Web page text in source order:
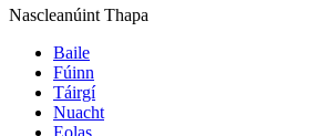
Nascleanúint Thapa
Baile
Fúinn
Táirgí
Nuacht